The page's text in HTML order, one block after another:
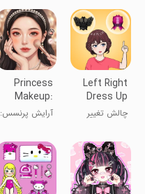
لباس
Left Right
Dress Up
Challenge
چالش تغییر
راست
Princess
Makeup:
Makeup
Games
آرایش پرنسس: